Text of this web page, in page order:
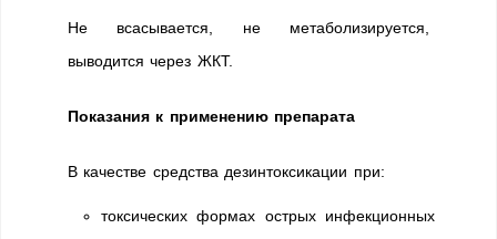
Не всасывается, не метаболизируется,
выводится через ЖКТ.
Показания к применению препарата
В качестве средства дезинтоксикации при:
токсических формах острых инфекционных